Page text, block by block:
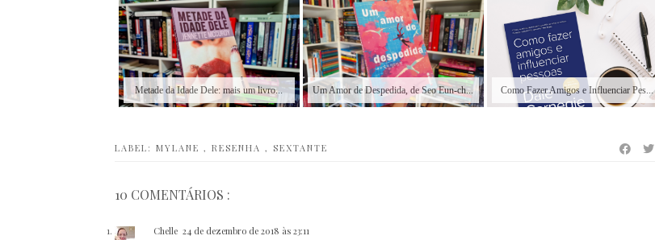
Metade da Idade Dele: mais um livro... Um Amor de Despedida, de Seo Eun-ch... Como Fazer Amigos e Influenciar Pes...
LABEL: MYLANE , RESENHA , SEXTANTE
10 COMENTÁRIOS :
Chelle 24 de dezembro de 2018 às 23:11